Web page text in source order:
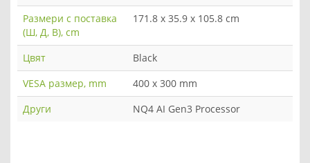
Размери с поставка
(Ш, Д, В), cm
171.8 x 35.9 x 105.8 cm
Цвят
Black
VESA размер, mm
400 x 300 mm
Други
NQ4 AI Gen3 Processor